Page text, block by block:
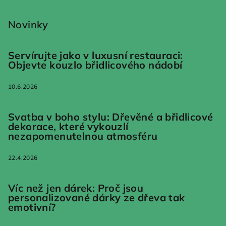
Novinky
Servírujte jako v luxusní restauraci:
Objevte kouzlo břidlicového nádobí
10.6.2026
Svatba v boho stylu: Dřevěné a břidlicové
dekorace, které vykouzlí
nezapomenutelnou atmosféru
22.4.2026
Víc než jen dárek: Proč jsou
personalizované dárky ze dřeva tak
emotivní?